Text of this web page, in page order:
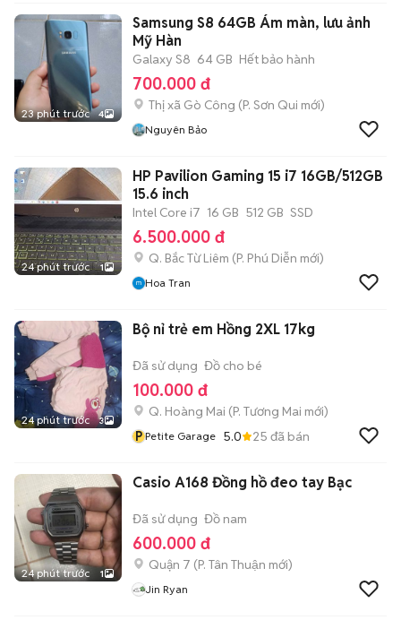
23 phút trước 4
Samsung S8 64GB Ám màn, lưu ảnh
Mỹ Hàn
Galaxy S8 64 GB Hết bảo hành
700.000 đ
Thị xã Gò Công (P. Sơn Qui mới)
Nguyên Bảo
24 phút trước 1
HP Pavilion Gaming 15 i7 16GB/512GB
15.6 inch
Intel Core i7 16 GB 512 GB SSD
6.500.000 đ
Q. Bắc Từ Liêm (P. Phú Diễn mới)
Hoa Tran
24 phút trước 3
Bộ nỉ trẻ em Hồng 2XL 17kg
Đã sử dụng Đồ cho bé
100.000 đ
Q. Hoàng Mai (P. Tương Mai mới)
P Petite Garage 5.0 25 đã bán
24 phút trước 1
Casio A168 Đồng hồ đeo tay Bạc
Đã sử dụng Đồ nam
600.000 đ
Quận 7 (P. Tân Thuận mới)
Jin Ryan